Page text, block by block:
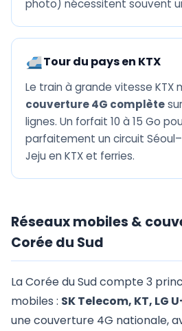
photo) nécessitent souvent
Tour du pays en KTX
Le train à grande vitesse KTX
couverture 4G complète
lignes. Un forfait 10 à 15 Go
parfaitement un circuit
Jeju en KTX et ferries.
Réseaux mobiles &
Corée du Sud
La Corée du Sud compte 3
mobiles : SK Telecom, KT, LG
une couverture 4G nationale,